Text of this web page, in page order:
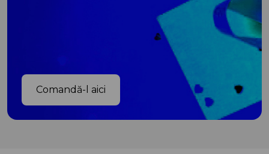
Comandă-l aici